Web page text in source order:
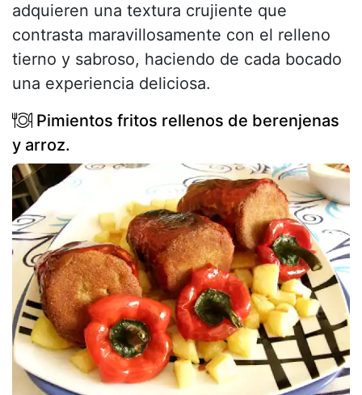
adquieren una textura crujiente que
contrasta maravillosamente con el relleno
tierno y sabroso, haciendo de cada bocado
una experiencia deliciosa.
Pimientos fritos rellenos de berenjenas
y arroz.